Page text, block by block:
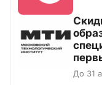
До 31